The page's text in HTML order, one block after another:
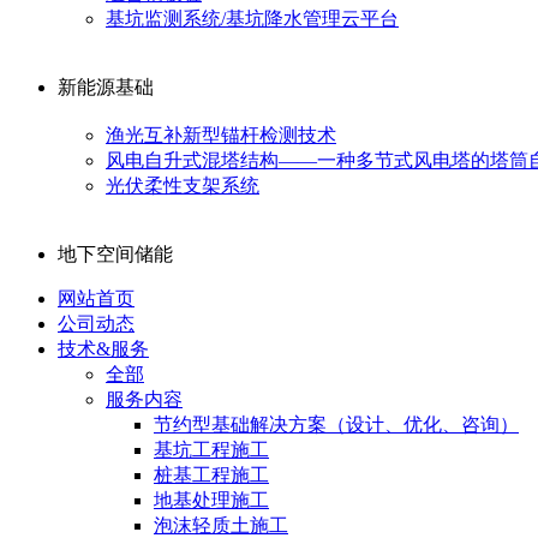
基坑监测系统/基坑降水管理云平台
新能源基础
渔光互补新型锚杆检测技术
风电自升式混塔结构——一种多节式风电塔的塔筒
光伏柔性支架系统
地下空间储能
网站首页
公司动态
技术&服务
全部
服务内容
节约型基础解决方案（设计、优化、咨询）
基坑工程施工
桩基工程施工
地基处理施工
泡沫轻质土施工